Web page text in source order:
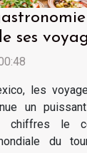
ses
les
un
le
du